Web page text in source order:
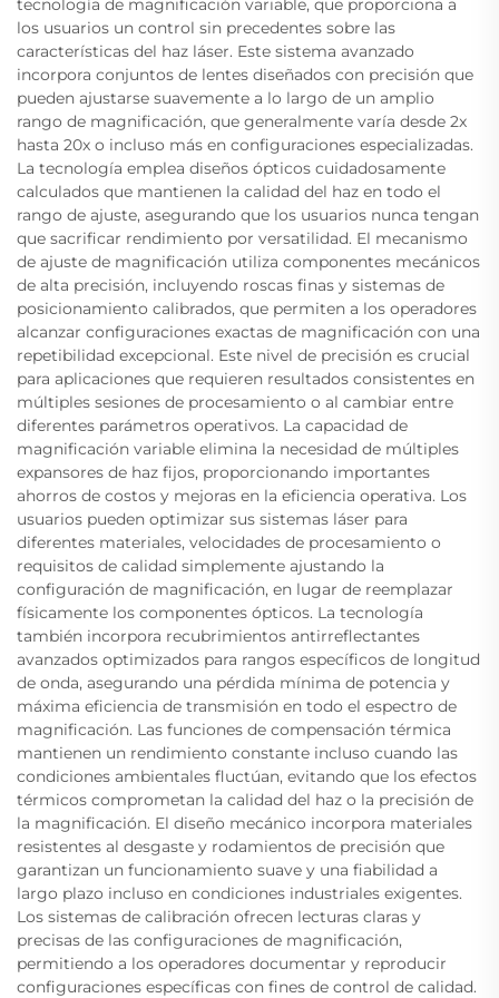
tecnología de magnificación variable, que proporciona a
los usuarios un control sin precedentes sobre las
características del haz láser. Este sistema avanzado
incorpora conjuntos de lentes diseñados con precisión que
pueden ajustarse suavemente a lo largo de un amplio
rango de magnificación, que generalmente varía desde 2x
hasta 20x o incluso más en configuraciones especializadas.
La tecnología emplea diseños ópticos cuidadosamente
calculados que mantienen la calidad del haz en todo el
rango de ajuste, asegurando que los usuarios nunca tengan
que sacrificar rendimiento por versatilidad. El mecanismo
de ajuste de magnificación utiliza componentes mecánicos
de alta precisión, incluyendo roscas finas y sistemas de
posicionamiento calibrados, que permiten a los operadores
alcanzar configuraciones exactas de magnificación con una
repetibilidad excepcional. Este nivel de precisión es crucial
para aplicaciones que requieren resultados consistentes en
múltiples sesiones de procesamiento o al cambiar entre
diferentes parámetros operativos. La capacidad de
magnificación variable elimina la necesidad de múltiples
expansores de haz fijos, proporcionando importantes
ahorros de costos y mejoras en la eficiencia operativa. Los
usuarios pueden optimizar sus sistemas láser para
diferentes materiales, velocidades de procesamiento o
requisitos de calidad simplemente ajustando la
configuración de magnificación, en lugar de reemplazar
físicamente los componentes ópticos. La tecnología
también incorpora recubrimientos antirreflectantes
avanzados optimizados para rangos específicos de longitud
de onda, asegurando una pérdida mínima de potencia y
máxima eficiencia de transmisión en todo el espectro de
magnificación. Las funciones de compensación térmica
mantienen un rendimiento constante incluso cuando las
condiciones ambientales fluctúan, evitando que los efectos
térmicos comprometan la calidad del haz o la precisión de
la magnificación. El diseño mecánico incorpora materiales
resistentes al desgaste y rodamientos de precisión que
garantizan un funcionamiento suave y una fiabilidad a
largo plazo incluso en condiciones industriales exigentes.
Los sistemas de calibración ofrecen lecturas claras y
precisas de las configuraciones de magnificación,
permitiendo a los operadores documentar y reproducir
configuraciones específicas con fines de control de calidad.